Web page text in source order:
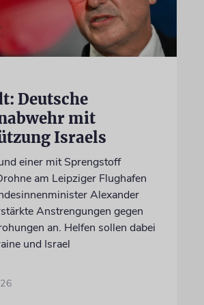
Deutsche
mit
Israels
einer mit Sprengstoff
am Leipziger Flughafen
Alexander
Anstrengungen gegen
an. Helfen sollen dabei
und Israel